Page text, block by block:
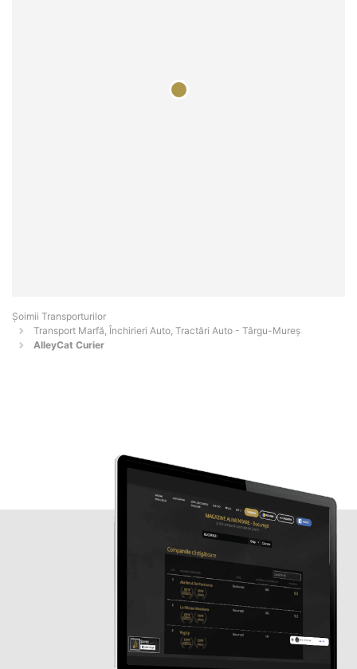
Șoimii Transporturilor
Transport Marfă, Închirieri Auto, Tractări Auto - Târgu-Mureş
AlleyCat Curier